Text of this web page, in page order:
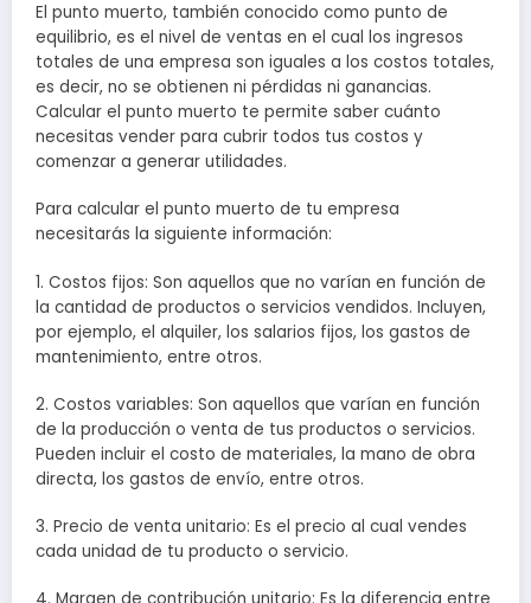
El punto muerto, también conocido como punto de
equilibrio, es el nivel de ventas en el cual los ingresos
totales de una empresa son iguales a los costos totales,
es decir, no se obtienen ni pérdidas ni ganancias.
Calcular el punto muerto te permite saber cuánto
necesitas vender para cubrir todos tus costos y
comenzar a generar utilidades.
Para calcular el punto muerto de tu empresa
necesitarás la siguiente información:
1. Costos fijos: Son aquellos que no varían en función de
la cantidad de productos o servicios vendidos. Incluyen,
por ejemplo, el alquiler, los salarios fijos, los gastos de
mantenimiento, entre otros.
2. Costos variables: Son aquellos que varían en función
de la producción o venta de tus productos o servicios.
Pueden incluir el costo de materiales, la mano de obra
directa, los gastos de envío, entre otros.
3. Precio de venta unitario: Es el precio al cual vendes
cada unidad de tu producto o servicio.